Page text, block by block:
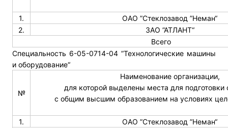
1.
ОАО ”Стеклозавод ”Неман“
2.
ЗАО ”АТЛАНТ“
Всего
Специальность 6-05-0714-04 ”Технологические машины
и оборудование“
№
Наименование организации,
для которой выделены места для подготовки
с общим высшим образованием на условиях
1.
ОАО ”Стеклозавод ”Неман“